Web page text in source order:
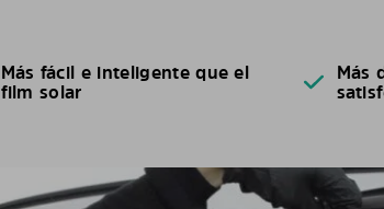
Más fácil e inteligente que el
film solar
Más